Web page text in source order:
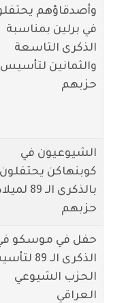
وأصدقاؤهم
في برلين بمناسبة
الذكرى التاسعة
والثمانين لتأسيس
حزبهم
الشيوعيون في
كوبنهاكن يحتفلون
بالذكرى الـ 89
حزبهم
حفل في موسكو
الذكرى الـ 89
الحزب الشيوعي
العراقي